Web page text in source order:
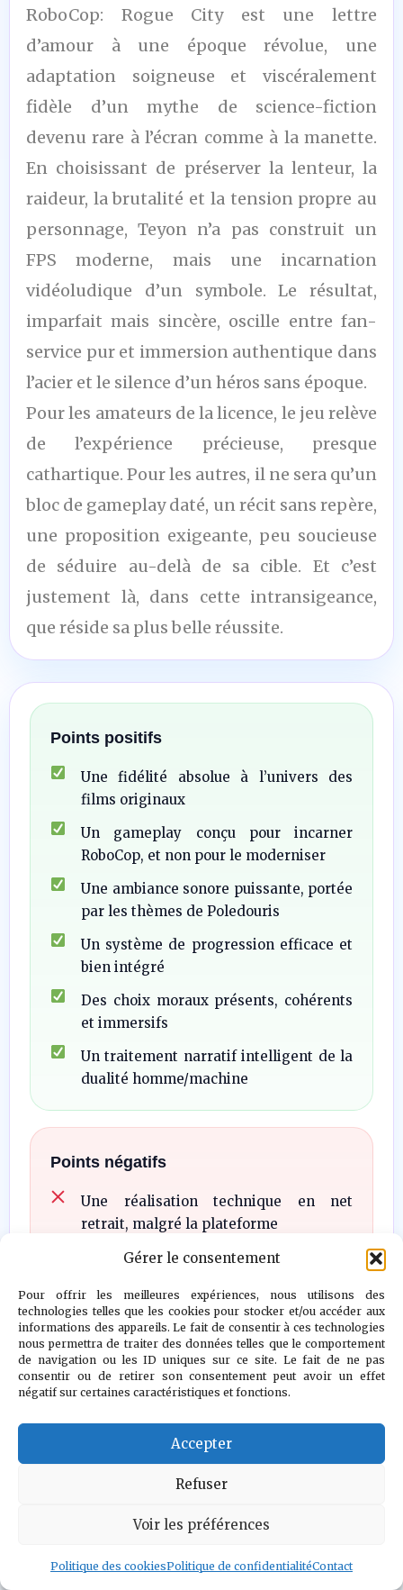
Gérer le consentement
Pour offrir les meilleures expériences, nous utilisons des
technologies telles que les cookies pour stocker et/ou accéder aux
informations des appareils. Le fait de consentir à ces technologies
nous permettra de traiter des données telles que le comportement
de navigation ou les ID uniques sur ce site. Le fait de ne pas
consentir ou de retirer son consentement peut avoir un effet
négatif sur certaines caractéristiques et fonctions.
Accepter
Refuser
Voir les préférences
Politique des cookiesPolitique de confidentialitéContact
/10
RoboCop: Rogue City est une lettre
d’amour à une époque révolue, une
adaptation soigneuse et viscéralement
fidèle d’un mythe de science-fiction
devenu rare à l’écran comme à la manette.
En choisissant de préserver la lenteur, la
raideur, la brutalité et la tension propre au
personnage, Teyon n’a pas construit un
FPS moderne, mais une incarnation
vidéoludique d’un symbole. Le résultat,
imparfait mais sincère, oscille entre fan-
service pur et immersion authentique dans
l’acier et le silence d’un héros sans époque.
Pour les amateurs de la licence, le jeu relève
de l’expérience précieuse, presque
cathartique. Pour les autres, il ne sera qu’un
bloc de gameplay daté, un récit sans repère,
une proposition exigeante, peu soucieuse
de séduire au-delà de sa cible. Et c’est
justement là, dans cette intransigeance,
que réside sa plus belle réussite.
Points positifs
Une fidélité absolue à l’univers des
films originaux
Un gameplay conçu pour incarner
RoboCop, et non pour le moderniser
Une ambiance sonore puissante, portée
par les thèmes de Poledouris
Un système de progression efficace et
bien intégré
Des choix moraux présents, cohérents
et immersifs
Un traitement narratif intelligent de la
dualité homme/machine
Points négatifs
Une réalisation technique en net
retrait, malgré la plateforme
Une inertie de gameplay qui rebutera
Une absence de tutoriel narratif pour
les néophytes de la licence
Une structure de mission rigide, aux
zones non revisitées
Un manque de système de moralité
plus poussé dans la résolution des
missions